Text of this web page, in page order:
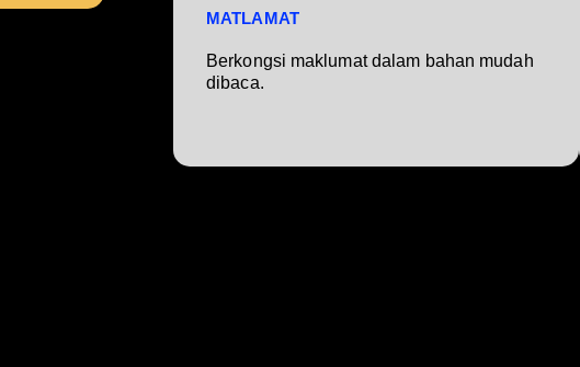
MATLAMAT
Berkongsi maklumat dalam bahan mudah
dibaca.